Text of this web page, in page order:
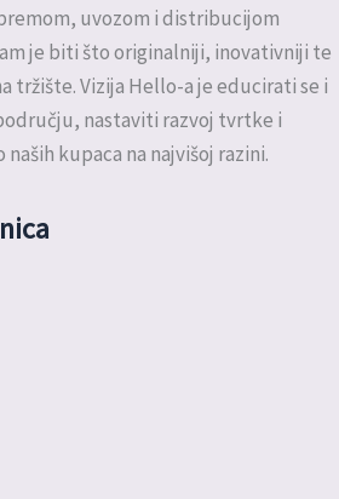
uvozom i distribucijom
je biti što originalniji, inovativniji te
tržište. Vizija Hello-a je educirati se i
nastaviti razvoj tvrtke i
kupaca na najvišoj razini.